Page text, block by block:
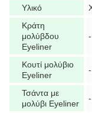
Υλικό
Κράτη
μολύβδου
Eyeliner
Κουτί μολύβιο
Eyeliner
Τσάντα με
μολύβι Eyeliner